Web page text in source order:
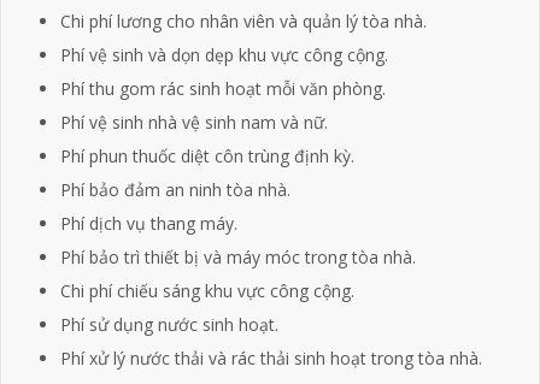
Chi phí lương cho nhân viên và quản lý tòa nhà.
Phí vệ sinh và dọn dẹp khu vực công cộng.
Phí thu gom rác sinh hoạt mỗi văn phòng.
Phí vệ sinh nhà vệ sinh nam và nữ.
Phí phun thuốc diệt côn trùng định kỳ.
Phí bảo đảm an ninh tòa nhà.
Phí dịch vụ thang máy.
Phí bảo trì thiết bị và máy móc trong tòa nhà.
Chi phí chiếu sáng khu vực công cộng.
Phí sử dụng nước sinh hoạt.
Phí xử lý nước thải và rác thải sinh hoạt trong tòa nhà.